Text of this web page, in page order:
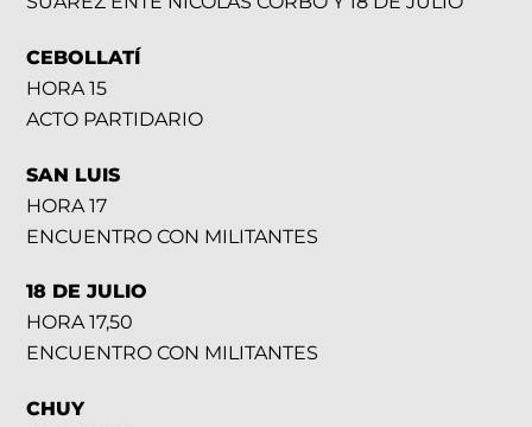
CEBOLLATÍ
HORA 15
ACTO PARTIDARIO
SAN LUIS
HORA 17
ENCUENTRO CON MILITANTES
18 DE JULIO
HORA 17,50
ENCUENTRO CON MILITANTES
CHUY